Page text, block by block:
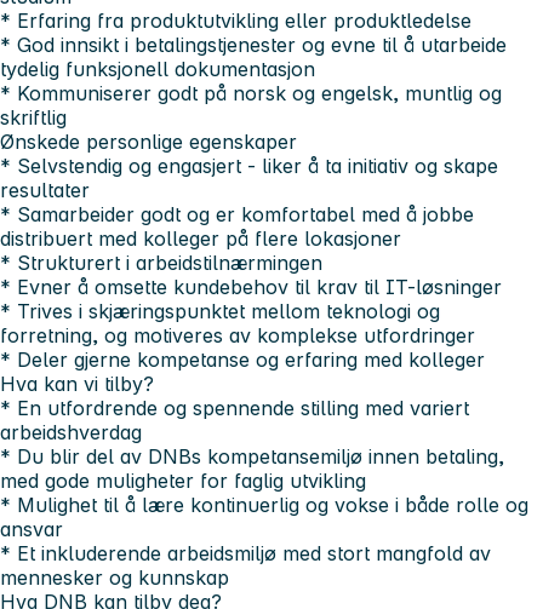
* Erfaring fra produktutvikling eller produktledelse
* God innsikt i betalingstjenester og evne til å utarbeide
tydelig funksjonell dokumentasjon
* Kommuniserer godt på norsk og engelsk, muntlig og
skriftlig
Ønskede personlige egenskaper
* Selvstendig og engasjert - liker å ta initiativ og skape
resultater
* Samarbeider godt og er komfortabel med å jobbe
distribuert med kolleger på flere lokasjoner
* Strukturert i arbeidstilnærmingen
* Evner å omsette kundebehov til krav til IT-løsninger
* Trives i skjæringspunktet mellom teknologi og
forretning, og motiveres av komplekse utfordringer
* Deler gjerne kompetanse og erfaring med kolleger
Hva kan vi tilby?
* En utfordrende og spennende stilling med variert
arbeidshverdag
* Du blir del av DNBs kompetansemiljø innen betaling,
med gode muligheter for faglig utvikling
* Mulighet til å lære kontinuerlig og vokse i både rolle og
ansvar
* Et inkluderende arbeidsmiljø med stort mangfold av
mennesker og kunnskap
Hva DNB kan tilby deg?